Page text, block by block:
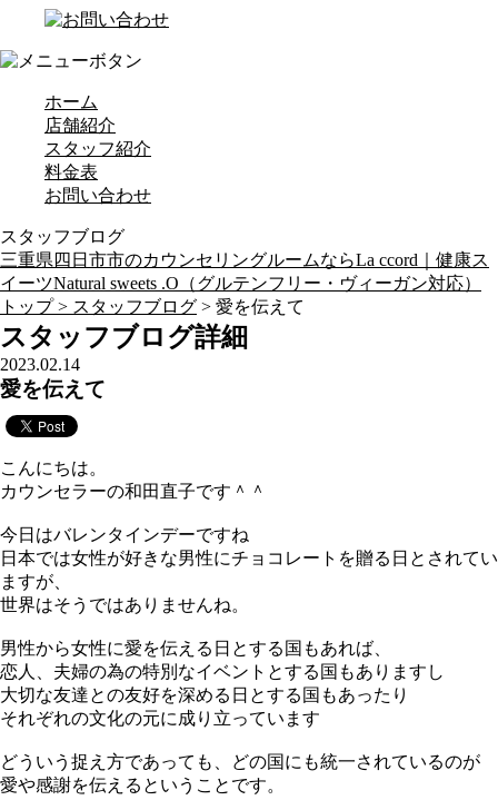
ホーム
店舗紹介
スタッフ紹介
料金表
お問い合わせ
スタッフブログ
三重県四日市市のカウンセリングルームならLa ccord｜健康ス
イーツNatural sweets .O（グルテンフリー・ヴィーガン対応）
トップ > スタッフブログ > 愛を伝えて
スタッフブログ詳細
2023.02.14
愛を伝えて
こんにちは。
カウンセラーの和田直子です＾＾
今日はバレンタインデーですね
日本では女性が好きな男性にチョコレートを贈る日とされてい
ますが、
世界はそうではありませんね。
男性から女性に愛を伝える日とする国もあれば、
恋人、夫婦の為の特別なイベントとする国もありますし
大切な友達との友好を深める日とする国もあったり
それぞれの文化の元に成り立っています
どういう捉え方であっても、どの国にも統一されているのが
愛や感謝を伝えるということです。